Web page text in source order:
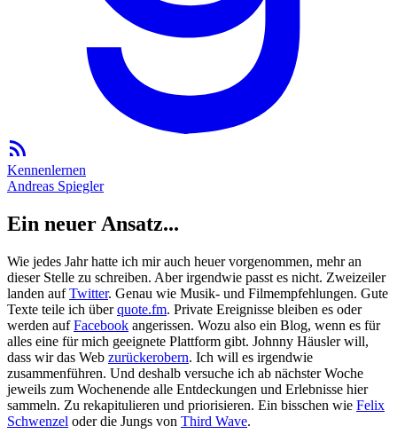
Kennenlernen
Andreas Spiegler
Ein neuer Ansatz...
Wie jedes Jahr hatte ich mir auch heuer vorgenommen, mehr an
dieser Stelle zu schreiben. Aber irgendwie passt es nicht. Zweizeiler
landen aufTwitter. Genau wie Musik- und Filmempfehlungen. Gute
Texte teile ich überquote.fm. Private Ereignisse bleiben es oder
werden aufFacebook angerissen. Wozu also ein Blog, wenn es für
alles eine für mich geeignete Plattform gibt. Johnny Häusler will,
dass wir das Web zurückerobern. Ich will es irgendwie
zusammenführen. Und deshalb versuche ich ab nächster Woche
jeweils zum Wochenende alle Entdeckungen und Erlebnisse hier
sammeln. Zu rekapitulieren und priorisieren. Ein bisschen wie Felix
Schwenzel oder die Jungs von Third Wave.